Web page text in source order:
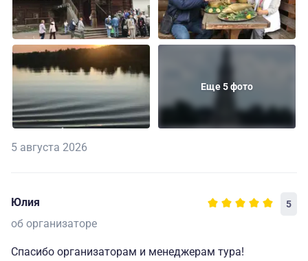
Еще 5 фото
5 августа 2026
Юлия 5
об организаторе
Спасибо организаторам и менеджерам тура!